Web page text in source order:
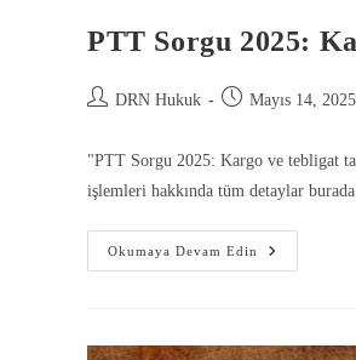
PTT Sorgu 2025:
DRN Hukuk Mayıs 14, 2025
"PTT Sorgu 2025: Kargo ve tebligat
işlemleri hakkında tüm detaylar
Okumaya Devam Edin